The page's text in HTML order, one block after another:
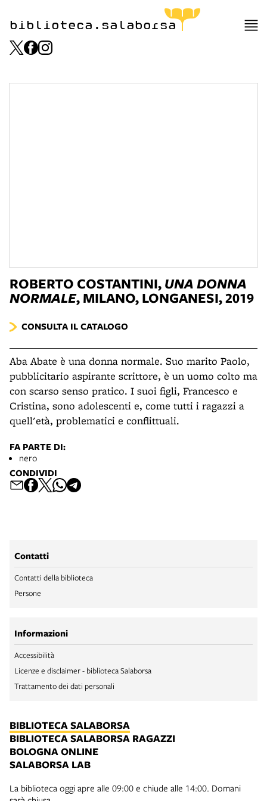
biblioteca.salaborsa
ROBERTO COSTANTINI,UNA DONNA
NORMALE, MILANO, LONGANESI, 2019
CONSULTA IL CATALOGO
Aba Abate è una donna normale. Suo marito Paolo,
pubblicitario aspirante scrittore, è un uomo colto ma
con scarso senso pratico. I suoi figli, Francesco e
Cristina, sono adolescenti e, come tutti i ragazzi a
quell'età, problematici e conflittuali.
FA PARTE DI:
nero
CONDIVIDI
Contatti
Contatti della biblioteca
Persone
Informazioni
Accessibilità
Licenze e disclaimer - biblioteca Salaborsa
Trattamento dei dati personali
BIBLIOTECA SALABORSA
BIBLIOTECA SALABORSA RAGAZZI
BOLOGNA ONLINE
SALABORSA LAB
La biblioteca oggi apre alle 09:00 e chiude alle 14:00. Domani